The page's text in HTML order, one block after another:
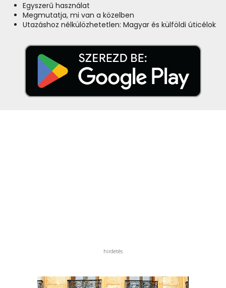
Egyszerű használat
Megmutatja, mi van a közelben
Utazáshoz nélkülözhetetlen: Magyar és külföldi úticélok
hirdetés